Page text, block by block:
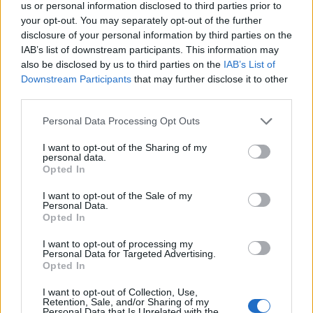
us or personal information disclosed to third parties prior to
your opt-out. You may separately opt-out of the further
disclosure of your personal information by third parties on the
IAB’s list of downstream participants. This information may
also be disclosed by us to third parties on the IAB’s List of
Downstream Participants that may further disclose it to other
Personal Data Processing Opt Outs
I want to opt-out of the Sharing of my
personal data.
Opted In
I want to opt-out of the Sale of my
Personal Data.
Opted In
I want to opt-out of processing my
Personal Data for Targeted Advertising.
Opted In
I want to opt-out of Collection, Use,
Retention, Sale, and/or Sharing of my
Zdenka Křenová
Autorka pracuje na Přírodovědecké fakultě UK a v Ústavu
výzkumu globální změny AV ČR (CzechGlobe).
tisknout poslat
Ekolist.cz nabízí v rubrice Názory a komentáře prostor pro
otevřenou diskuzi. V žádném případě ale nejsou zde publikované
texty názorem Ekolistu nebo jeho vydavatele, nýbrž jen a pouze
ekolist@ekolist.cz.
Online diskuse
Redakce Ekolistu vítá čtenářské názory, komentáře a postřehy. Tím,
že zde publikujete svůj příspěvek, se ale zároveň zavazujete